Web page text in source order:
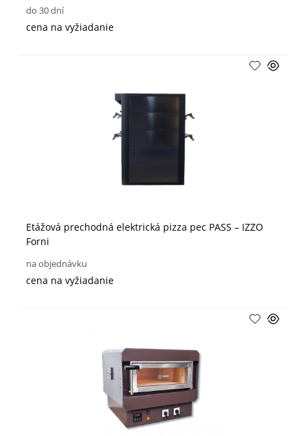
do 30 dní
cena na vyžiadanie
Etážová prechodná elektrická pizza pec PASS – IZZO
Forni
na objednávku
cena na vyžiadanie